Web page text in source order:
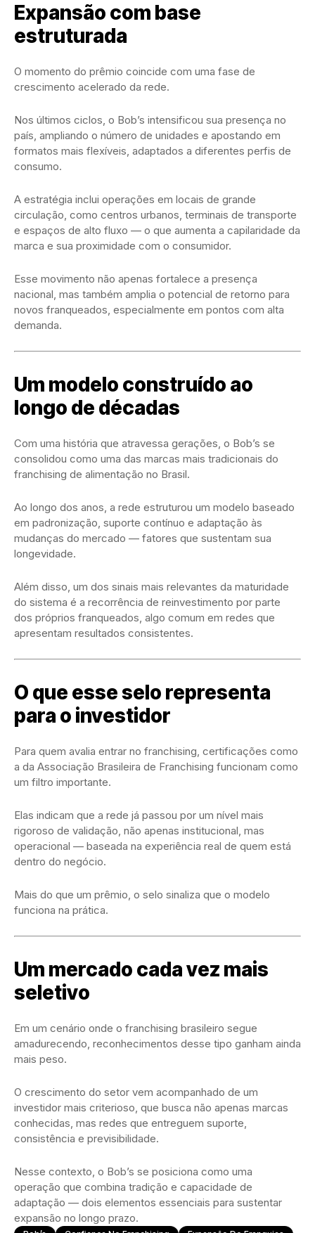
Expansão com base
estruturada
O momento do prêmio coincide com uma fase de
crescimento acelerado da rede.
Nos últimos ciclos, o Bob’s intensificou sua presença no
país, ampliando o número de unidades e apostando em
formatos mais flexíveis, adaptados a diferentes perfis de
consumo.
A estratégia inclui operações em locais de grande
circulação, como centros urbanos, terminais de transporte
e espaços de alto fluxo — o que aumenta a capilaridade da
marca e sua proximidade com o consumidor.
Esse movimento não apenas fortalece a presença
nacional, mas também amplia o potencial de retorno para
novos franqueados, especialmente em pontos com alta
demanda.
Um modelo construído ao
longo de décadas
Com uma história que atravessa gerações, o Bob’s se
consolidou como uma das marcas mais tradicionais do
franchising de alimentação no Brasil.
Ao longo dos anos, a rede estruturou um modelo baseado
em padronização, suporte contínuo e adaptação às
mudanças do mercado — fatores que sustentam sua
longevidade.
Além disso, um dos sinais mais relevantes da maturidade
do sistema é a recorrência de reinvestimento por parte
dos próprios franqueados, algo comum em redes que
apresentam resultados consistentes.
O que esse selo representa
para o investidor
Para quem avalia entrar no franchising, certificações como
a da Associação Brasileira de Franchising funcionam como
um filtro importante.
Elas indicam que a rede já passou por um nível mais
rigoroso de validação, não apenas institucional, mas
operacional — baseada na experiência real de quem está
dentro do negócio.
Mais do que um prêmio, o selo sinaliza que o modelo
funciona na prática.
Um mercado cada vez mais
seletivo
Em um cenário onde o franchising brasileiro segue
amadurecendo, reconhecimentos desse tipo ganham ainda
mais peso.
O crescimento do setor vem acompanhado de um
investidor mais criterioso, que busca não apenas marcas
conhecidas, mas redes que entreguem suporte,
consistência e previsibilidade.
Nesse contexto, o Bob’s se posiciona como uma
operação que combina tradição e capacidade de
adaptação — dois elementos essenciais para sustentar
expansão no longo prazo.